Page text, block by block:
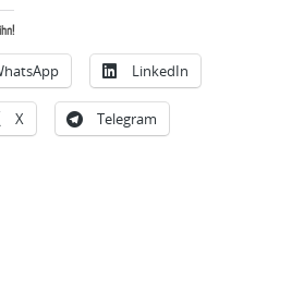
LinkedIn
X Telegram